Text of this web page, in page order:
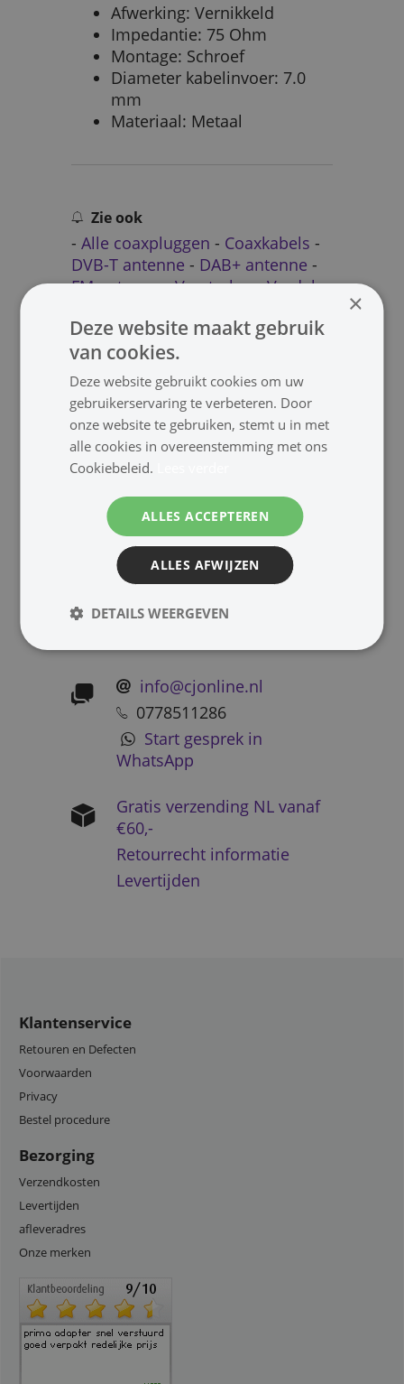
Afwerking: Vernikkeld
Impedantie: 75 Ohm
Montage: Schroef
Diameter kabelinvoer: 7.0
mm
Materiaal: Metaal
Zie ook
- Alle coaxpluggen - Coaxkabels -
DVB-T antenne - DAB+ antenne -
FM antenne-Versterker-Verdeler
Inhoud verpakking
2x Connector Female
Downloads
info@cjonline.nl
0778511286
Start gesprek in
WhatsApp
Gratis verzending NL vanaf
€60,-
Retourrecht informatie
Levertijden
Klantenservice
Retouren en Defecten
Voorwaarden
Privacy
Bestel procedure
Bezorging
Verzendkosten
Levertijden
afleveradres
Onze merken
×
Deze website maakt gebruik
van cookies.
Deze website gebruikt cookies om uw
gebruikerservaring te verbeteren. Door
onze website te gebruiken, stemt u in met
alle cookies in overeenstemming met ons
Cookiebeleid.
ALLES ACCEPTEREN
ALLES AFWIJZEN
DETAILS WEERGEVEN